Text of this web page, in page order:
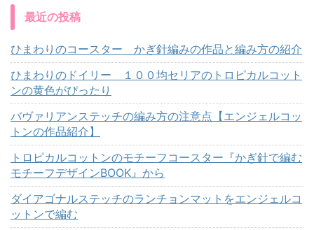
最近の投稿
ひまわりのコースター かぎ針編みの作品と編み方の紹介
ひまわりのドイリー １００均セリアのトロピカルコット
ンの黄色がぴったり
バヴァリアンステッチの編み方の注意点【エンジェルコッ
トンの作品紹介】
トロピカルコットンのモチーフコースター『かぎ針で編む
モチーフデザインBOOK』から
ダイアゴナルステッチのランチョンマットをエンジェルコ
ットンで編む